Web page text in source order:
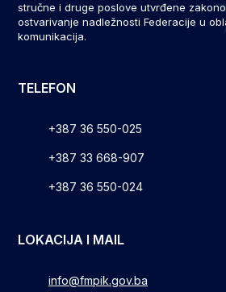
stručne i druge poslove utvrđene
ostvarivanje nadležnosti Federacije u
komunikacija.
TELEFON
+387 36 550-025
+387 33 668-907
+387 36 550-024
LOKACIJA I MAIL
info@fmpik.gov.ba